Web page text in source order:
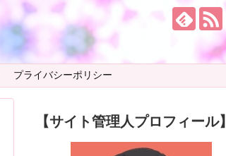
プライバシーポリシー
【サイト管理人プロフィール】